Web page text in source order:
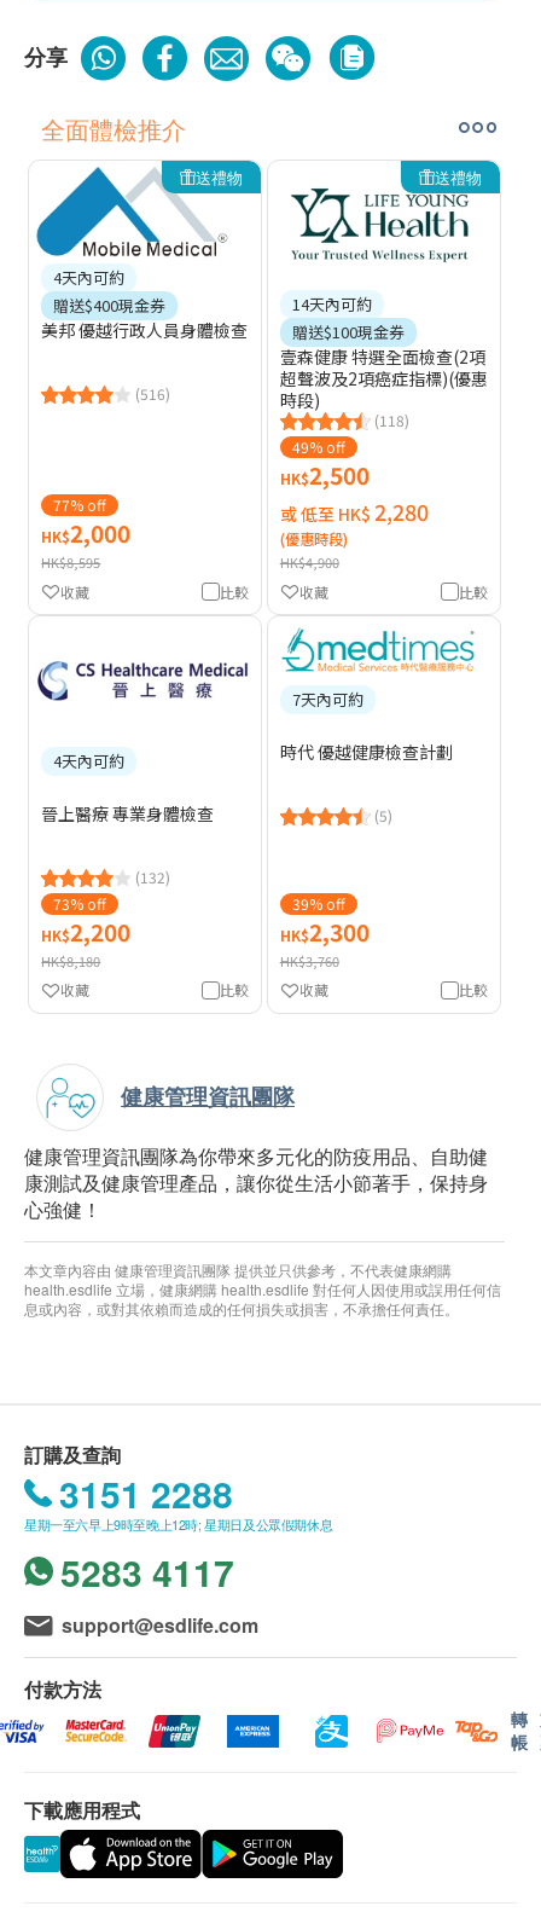
分享
全面體檢推介
送禮物
4天內可約
贈送$400現金券
美邦 優越行政人員身體檢查
(516)
77% off
HK$2,000
HK$8,595
比較
收藏
送禮物
14天內可約
贈送$100現金券
壹森健康 特選全面檢查(2項
超聲波及2項癌症指標)(優惠
時段)
(118)
49% off
HK$2,500
或 低至 HK$ 2,280
(優惠時段)
HK$4,900
比較
收藏
4天內可約
晉上醫療 專業身體檢查
(132)
73% off
HK$2,200
HK$8,180
比較
收藏
7天內可約
時代 優越健康檢查計劃
(5)
39% off
HK$2,300
HK$3,760
比較
收藏
健康管理資訊團隊
健康管理資訊團隊為你帶來多元化的防疫用品、自助健
康測試及健康管理產品，讓你從生活小節著手，保持身
心強健！
本文章內容由 健康管理資訊團隊 提供並只供參考，不代表健康網購
health.esdlife 立場，健康網購 health.esdlife 對任何人因使用或誤用任何信
息或內容，或對其依賴而造成的任何損失或損害，不承擔任何責任。
訂購及查詢
3151 2288
星期一至六早上9時至晚上12時; 星期日及公眾假期休息
5283 4117
support@esdlife.com
付款方法
轉
帳
下載應用程式